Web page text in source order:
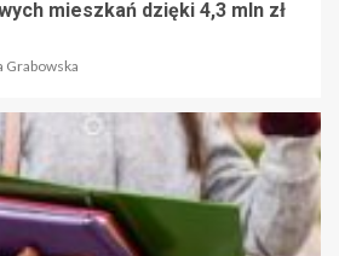
mieszkań dzięki 4,3 mln zł
Grabowska